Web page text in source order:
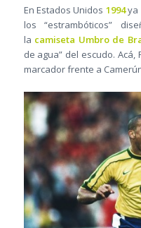
En Estados Unidos 1994ya
los “estrambóticos”
la camiseta Umbro de
de agua” del escudo.
marcador frente a